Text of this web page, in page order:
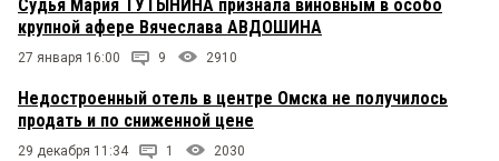
Судья Мария ТУТЫНИНА признала виновным в особо
крупной афере Вячеслава АВДОШИНА
27 января 16:00 9 2910
Недостроенный отель в центре Омска не получилось
продать и по сниженной цене
29 декабря 11:34 1 2030